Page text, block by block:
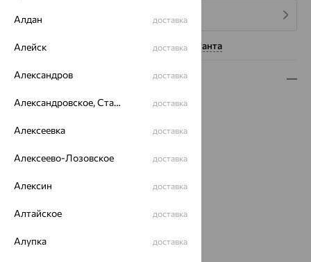
Нужна помощь консультанта
Описание
Вид изделия:протяжки
Металл:Золото
Цвет металла:
Страна происхождения:
РОССИЯ
Бренд:SOKOLOV
Серьги Вид:
Алдан доставка
Алейск доставка
Александров доставка
Александровское, Ставропольский край доставка
Алексеевка доставка
Алексеево-Лозовское доставка
Алексин доставка
Алтайское доставка
Алупка доставка